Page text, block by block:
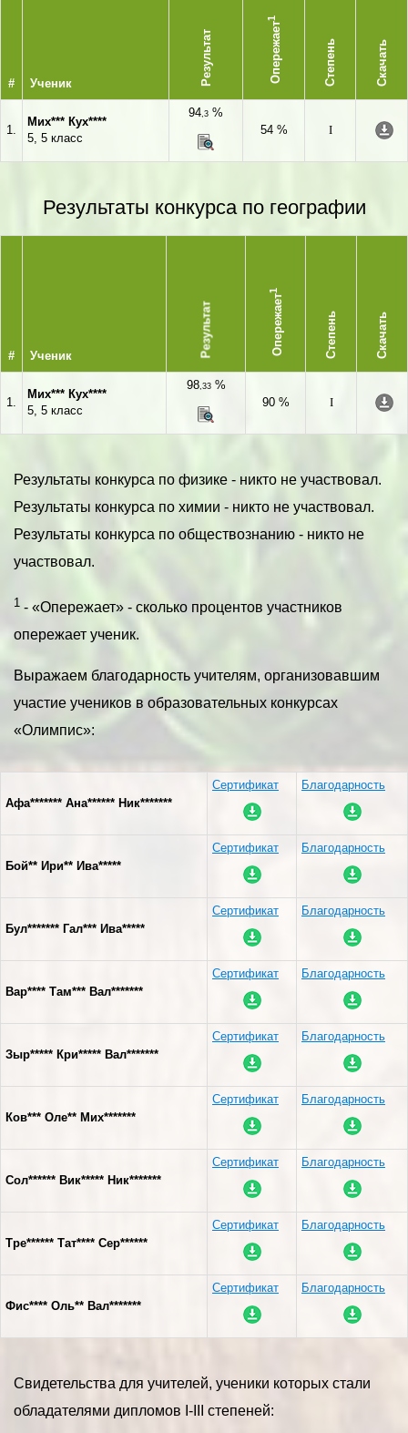
# Ученик Результат Опережает
1
Степень Скачать
1.
Мих*** Кух****
5, 5 класс
94,3 %
54 %
I
Результаты конкурса по географии
# Ученик Результат Опережает
1
Степень Скачать
1.
Мих*** Кух****
5, 5 класс
98,33%
90 %
I
Результаты конкурса по физике - никто не участвовал.
Результаты конкурса по химии - никто не участвовал.
Результаты конкурса по обществознанию - никто не
участвовал.
1 - «Опережает» - сколько процентов участников
опережает ученик.
Выражаем благодарность учителям, организовавшим
участие учеников в образовательных конкурсах
«Олимпис»:
Афа******* Ана****** Ник*******
Сертификат Благодарность
Бой** Ири** Ива*****
Сертификат Благодарность
Бул******* Гал*** Ива*****
Сертификат Благодарность
Вар**** Там*** Вал*******
Сертификат Благодарность
Зыр***** Кри***** Вал*******
Сертификат Благодарность
Ков*** Оле** Мих*******
Сертификат Благодарность
Сол****** Вик***** Ник*******
Сертификат Благодарность
Тре****** Тат**** Сер******
Сертификат Благодарность
Фис**** Оль** Вал*******
Сертификат Благодарность
Свидетельства для учителей, ученики которых стали
обладателями дипломов I-III степеней: